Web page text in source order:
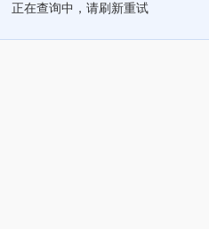
正在查询中，请刷新重试